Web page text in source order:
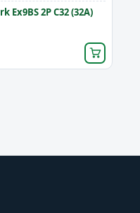
2P C32 (32A)